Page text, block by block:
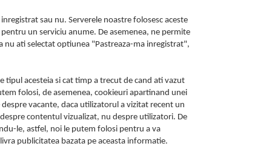
sau nu. Serverele noastre folosesc aceste
un serviciu anume. De asemenea, ne permite
nu ati selectat optiunea "Pastreaza-ma inregistrat",
tipul acesteia si cat timp a trecut de cand ati vazut
folosi, de asemenea, cookieuri apartinand unei
vacante, daca utilizatorul a vizitat recent un
contentul vizualizat, nu despre utilizatori. De
le, astfel, noi le putem folosi pentru a va
publicitatea bazata pe aceasta informatie.